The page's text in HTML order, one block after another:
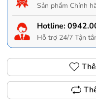
Sản phẩm Chính
Hotline:
Hỗ trợ 24/7 Tận